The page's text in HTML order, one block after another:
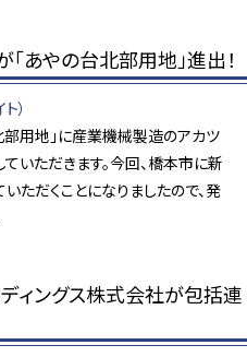
あやの台北部用地」進出！
）
用地」に産業機械製造のアカツ
いただきます。今回、橋本市に新
ただくことになりましたので、発
ィングス株式会社が包括連